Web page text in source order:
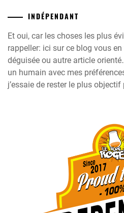
INDÉPENDANT
Et oui, car les choses les plus
rappeller: ici sur ce blog vous
déguisée ou autre article
un humain avec mes
j’essaie de rester le plus